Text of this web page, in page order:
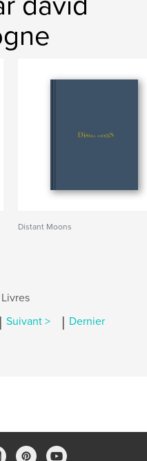
Distant Moons
Livres
| Suivant > | Dernier